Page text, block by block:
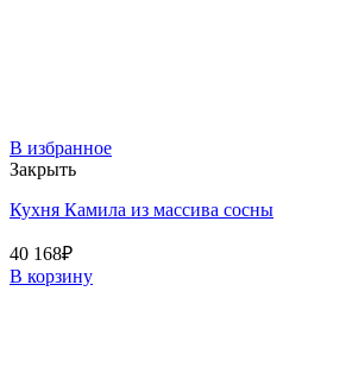
В избранное
Закрыть
Кухня Камила из массива сосны
40 168₽
В корзину